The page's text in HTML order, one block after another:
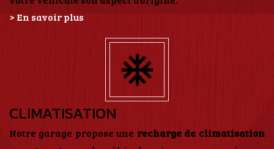
> En savoir plus
CLIMATISATION
Notre garage propose une recharge de climatisation